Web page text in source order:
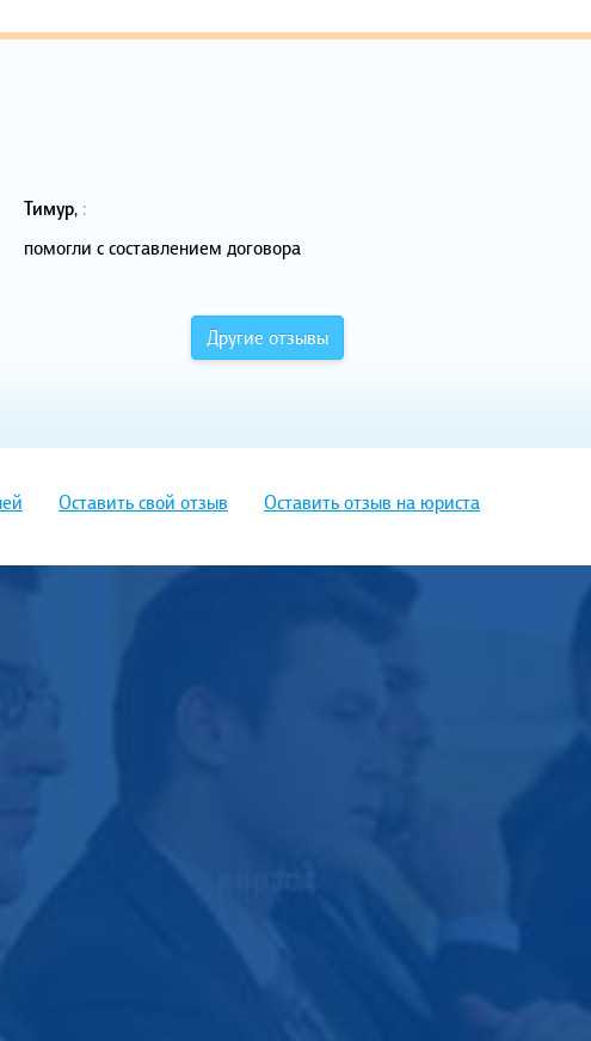
Тимур, :
помогли с составлением договора
Другие отзывы
Оставить свой отзыв Оставить отзыв на юриста